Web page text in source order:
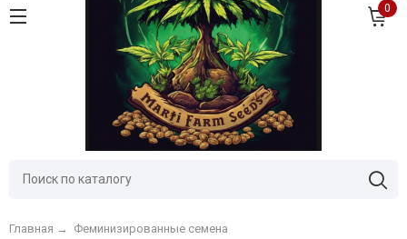
0
Главная → Феминизированные семена